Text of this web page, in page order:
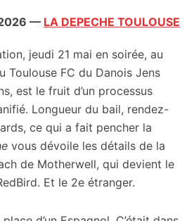
— LA DEPECHE TOULOUSE
jeudi 21 mai en soirée, au
Toulouse FC du Danois Jens
est le fruit d’un processus
Longueur du bail, rendez-
ce qui a fait pencher la
vous dévoile les détails de la
de Motherwell, qui devient le
Et le 2e étranger.